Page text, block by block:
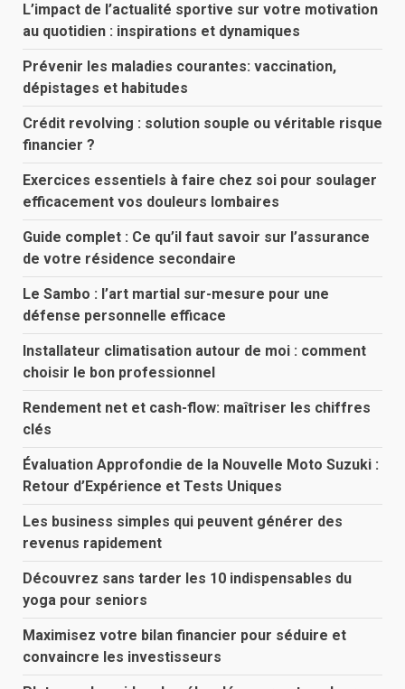
L’impact de l’actualité sportive sur votre motivation
au quotidien : inspirations et dynamiques
Prévenir les maladies courantes: vaccination,
dépistages et habitudes
Crédit revolving : solution souple ou véritable risque
financier ?
Exercices essentiels à faire chez soi pour soulager
efficacement vos douleurs lombaires
Guide complet : Ce qu’il faut savoir sur l’assurance
de votre résidence secondaire
Le Sambo : l’art martial sur-mesure pour une
défense personnelle efficace
Installateur climatisation autour de moi : comment
choisir le bon professionnel
Rendement net et cash-flow: maîtriser les chiffres
clés
Évaluation Approfondie de la Nouvelle Moto Suzuki :
Retour d’Expérience et Tests Uniques
Les business simples qui peuvent générer des
revenus rapidement
Découvrez sans tarder les 10 indispensables du
yoga pour seniors
Maximisez votre bilan financier pour séduire et
convaincre les investisseurs